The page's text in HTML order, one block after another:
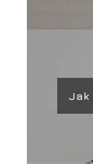
Jak